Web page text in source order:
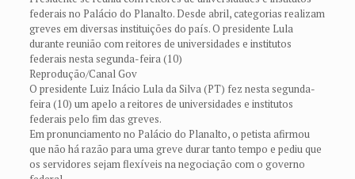
federais no Palácio do Planalto. Desde abril, categorias realizam
greves em diversas instituições do país. O presidente Lula
durante reunião com reitores de universidades e institutos
federais nesta segunda-feira (10)
Reprodução/Canal Gov
O presidente Luiz Inácio Lula da Silva (PT) fez nesta segunda-
feira (10) um apelo a reitores de universidades e institutos
federais pelo fim das greves.
Em pronunciamento no Palácio do Planalto, o petista afirmou
que não há razão para uma greve durar tanto tempo e pediu que
os servidores sejam flexíveis na negociação com o governo